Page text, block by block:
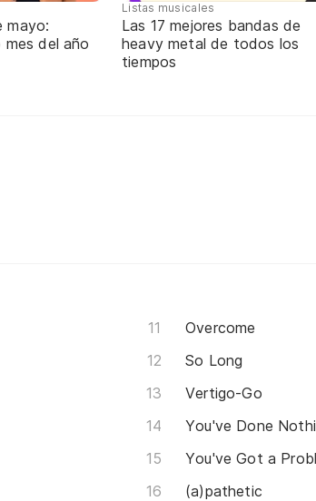
mayo:
del año
Listas musicales
Las 17 mejores bandas de
heavy metal de todos los
tiempos
Overcome
So Long
Vertigo-Go
You've Done
You've Got a
(a)pathetic